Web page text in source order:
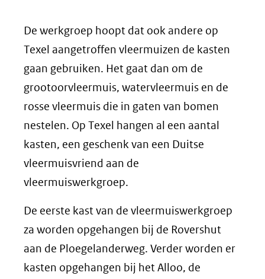
De werkgroep hoopt dat ook andere op
Texel aangetroffen vleermuizen de kasten
gaan gebruiken. Het gaat dan om de
grootoorvleermuis, watervleermuis en de
rosse vleermuis die in gaten van bomen
nestelen. Op Texel hangen al een aantal
kasten, een geschenk van een Duitse
vleermuisvriend aan de
vleermuiswerkgroep.
De eerste kast van de vleermuiswerkgroep
za worden opgehangen bij de Rovershut
aan de Ploegelanderweg. Verder worden er
kasten opgehangen bij het Alloo, de